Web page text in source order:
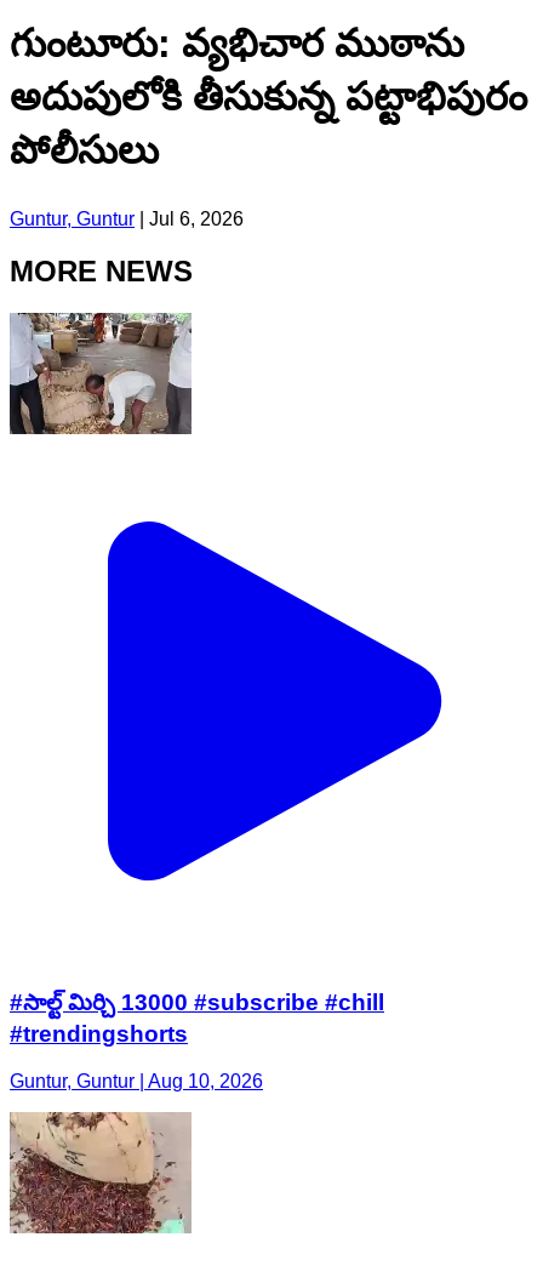
గుంటూరు: వ్యభిచార ముఠాను
అదుపులోకి తీసుకున్న పట్టాభిపురం
పోలీసులు
Guntur, Guntur Jul 6, 2026
MORE NEWS
#సాల్ట్ మిర్చి 13000 #subscribe #chill
#trendingshorts
Guntur, Guntur | Aug 10, 2026